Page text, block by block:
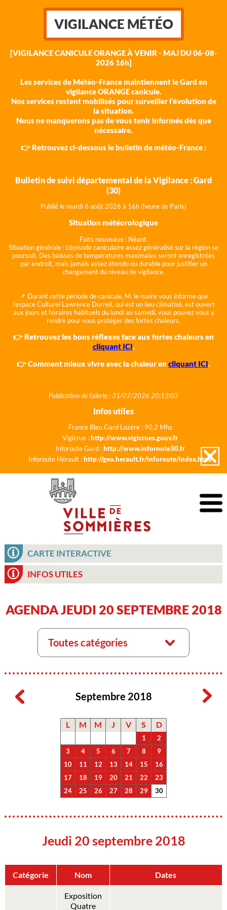
VIGILANCE MÉTÉO
[VIGILANCE CANICULE ORANGE À VENIR - MAJ DU 06-08-
2026 16h]
Les services de Météo-France maintiennent le Gard en
vigilance ORANGE canicule.
Nos services restent mobilisés pour surveiller l'évolution de
la situation.
Nous ne manquerons pas de vous tenir informés dès que
nécessaire.
👉 Retrouvez ci-dessous le bulletin de météo-France :
Bulletin de suivi départemental de la Vigilance : Gard
(30)
Publié le mardi 6 août 2026 à 16h (heure de Paris)
Situation météorologique
Faits nouveaux : Néant.
Situation générale : L'épisode caniculaire assez généralisé sur la région se
poursuit. Des baisses de températures maximales seront enregistrées
par endroit, mais jamais assez étendu ou durable pour justifier un
changement du niveau de vigilance.
📌 Durant cette période de canicule, M. le maire vous informe que
l'espace Culturel Lawrence Durrell, qui est un lieu climatisé, est ouvert
aux jours et horaires habituels du lundi au samedi, vous pouvez vous y
rendre pour vous protéger des fortes chaleurs.
👉 Retrouvez les bons réflexes face aux fortes chaleurs en
cliquant ICI.
👉 Comment mieux vivre avec la chaleur en cliquant ICI.
Publication de l'alerte : 31/07/2026 20:13:03
Infos utiles
France Bleu Gard Lozère : 90.2 Mhz
Vigicrue :http://www.vigicrues.gouv.fr
Inforoute Gard :http://www.inforoute30.fr
Inforoute Hérault :http://geo.herault.fr/inforoute/index.html
CARTE INTERACTIVE
INFOS UTILES
AGENDA JEUDI 20 SEPTEMBRE 2018
Toutes catégories
Septembre 2018
L M M J V S D
1
2
3
4 5 6 7 8
9
10
11 12 13 14 15
16
17
18 19 20 21 22
23
24
25 26 27 28 29 30
Jeudi 20 septembre 2018
Catégorie Nom Dates
Exposition
Quatre